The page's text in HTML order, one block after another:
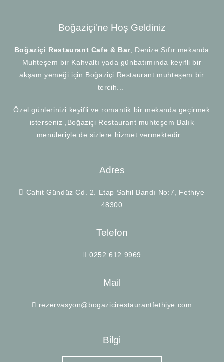
Boğaziçi'ne Hoş Geldiniz
Boğaziçi Restaurant Cafe & Bar , Denize Sıfır mekanda
Muhteşem bir Kahvaltı yada günbatımında keyifli bir
akşam yemeği için Boğaziçi Restaurant muhteşem bir
tercih...
Özel günlerinizi keyifli ve romantik bir mekanda geçirmek
isterseniz ,Boğaziçi Restaurant muhteşem Balık
menüleriyle de sizlere hizmet vermektedir...
Adres
Cahit Gündüz Cd. 2. Etap Sahil Bandı No:7, Fethiye
48300
Telefon
0252 612 9969
Mail
rezervasyon@bogazicirestaurantfethiye.com
Bilgi